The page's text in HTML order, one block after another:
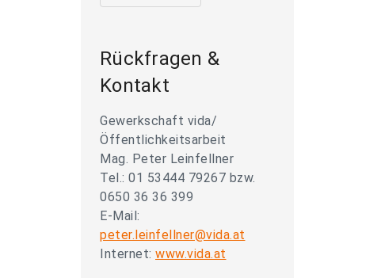
Rückfragen &
Kontakt
Gewerkschaft vida/
Öffentlichkeitsarbeit
Mag. Peter Leinfellner
Tel.: 01 53444 79267 bzw.
0650 36 36 399
E-Mail:
peter.leinfellner@vida.at
Internet: www.vida.at